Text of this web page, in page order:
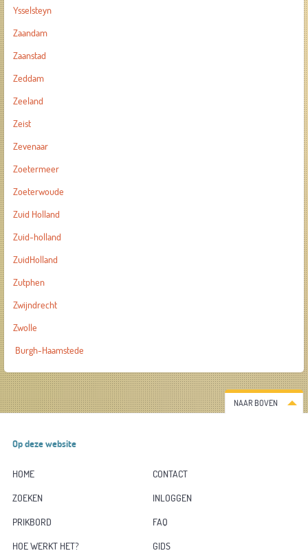
Ysselsteyn
Zaandam
Zaanstad
Zeddam
Zeeland
Zeist
Zevenaar
Zoetermeer
Zoeterwoude
Zuid Holland
Zuid-holland
ZuidHolland
Zutphen
Zwijndrecht
Zwolle
Burgh-Haamstede
NAAR BOVEN
Op deze website
HOME
CONTACT
ZOEKEN
INLOGGEN
PRIKBORD
FAQ
HOE WERKT HET?
GIDS